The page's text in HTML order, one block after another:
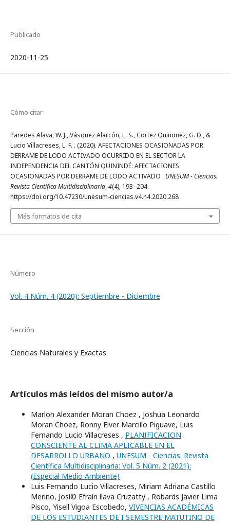
Publicado
2020-11-25
Cómo citar
Paredes Alava, W. J., Vásquez Alarcón, L. S., Cortez Quiñonez, G. D., &
Lucio Villacreses, L. F. . (2020). AFECTACIONES OCASIONADAS POR
DERRAME DE LODO ACTIVADO OCURRIDO EN EL SECTOR LA
INDEPENDENCIA DEL CANTÓN QUININDÉ: AFECTACIONES
OCASIONADAS POR DERRAME DE LODO ACTIVADO . UNESUM - Ciencias.
Revista Científica Multidisciplinaria,4(4), 193–204.
https://doi.org/10.47230/unesum-ciencias.v4.n4.2020.268
Más formatos de cita
Número
Vol. 4 Núm. 4 (2020): Septiembre - Diciembre
Sección
Ciencias Naturales y Exactas
Artículos más leídos del mismo autor/a
Marlon Alexander Moran Choez , Joshua Leonardo
Moran Choez, Ronny Elver Marcillo Piguave, Luis
Fernando Lucio Villacreses , PLANIFICACION
CONSCIENTE AL CLIMA APLICABLE EN EL
DESARROLLO URBANO , UNESUM - Ciencias. Revista
Científica Multidisciplinaria: Vol. 5 Núm. 2 (2021):
(Especial Medio Ambiente)
Luis Fernando Lucio Villacreses, Miriam Adriana Castillo
Merino, Josí© Efraí­n ílava Cruzatty , Robards Javier Lima
Pisco, Yisell Vigoa Escobedo, VIVENCIAS ACADÉMICAS
DE LOS ESTUDIANTES DE I SEMESTRE MATUTINO DE